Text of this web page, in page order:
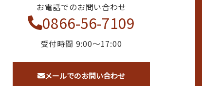
お電話でのお問い合わせ
0866-56-7109
受付時間 9:00〜17:00
メールでのお問い合わせ